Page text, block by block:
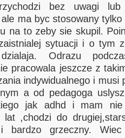
bez uwagi lub
ma byc stosowany
na to zeby sie skupil.
sytuacji i o tym
Odrazu
pracowala jeszcze z
indywidualnego i musi
a od pedagoga
jak adhd i mam nie
lat ,chodzi do
bardzo grzeczny.